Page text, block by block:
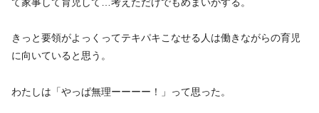
きっと要領がよっくってテキパキこなせる人は働きながらの育児
に向いていると思う。
わたしは「やっぱ無理ーーーー！」って思った。